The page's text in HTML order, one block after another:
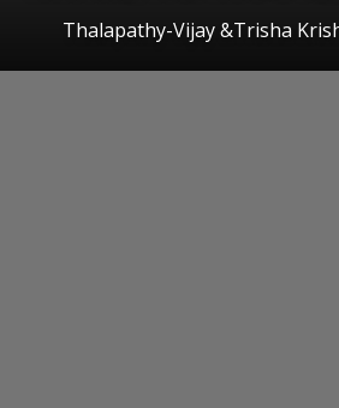
Thalapathy-Vijay &Trisha